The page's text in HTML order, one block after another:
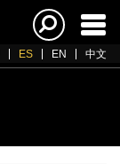
ES EN 中文